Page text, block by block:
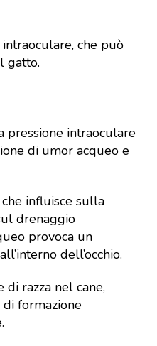
che può
gatto.
pressione intraoculare
di umor acqueo e
influisce sulla
drenaggio
provoca un
dell’occhio.
di razza nel cane,
formazione